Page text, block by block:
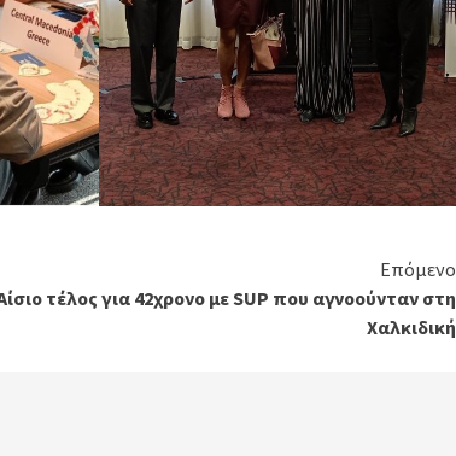
Επόμενο
τέλος για 42χρονο με SUP που αγνοούνταν στη
Χαλκιδική